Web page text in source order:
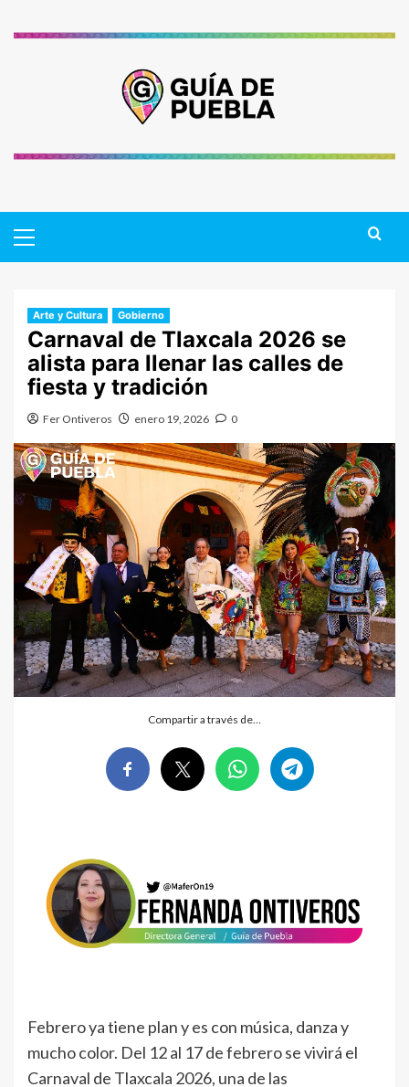
Menu
Arte y Cultura Gobierno
Carnaval de Tlaxcala 2026 se
alista para llenar las calles de
fiesta y tradición
Fer Ontiveros enero 19, 2026 0
Compartir a través de…
Febrero ya tiene plan y es con música, danza y
mucho color. Del 12 al 17 de febrero se vivirá el
Carnaval de Tlaxcala 2026, una de las